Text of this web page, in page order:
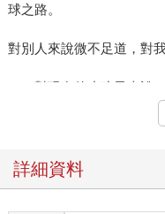
球之路。
對別人來說微不足道，對
對現在的小孩子來說，
我來說，卻始終記得第一
表著小時候第一次從部落
詳細資料